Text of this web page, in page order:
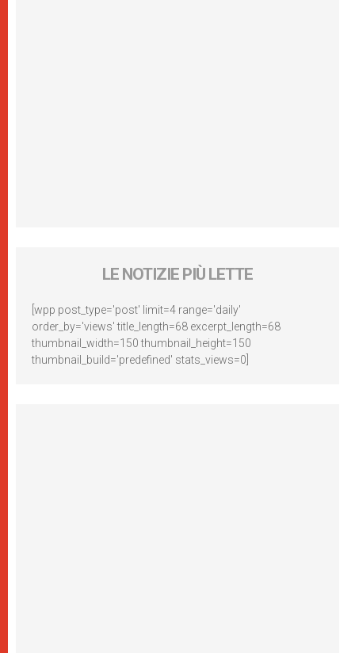
LE NOTIZIE PIÙ LETTE
[wpp post_type='post' limit=4 range='daily'
order_by='views' title_length=68 excerpt_length=68
thumbnail_width=150 thumbnail_height=150
thumbnail_build='predefined' stats_views=0]